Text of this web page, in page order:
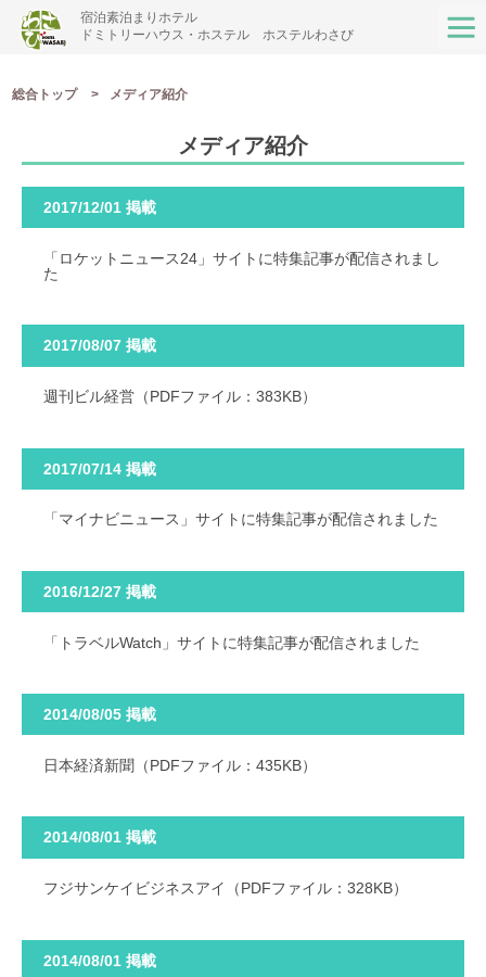
宿泊素泊まりホテル
ドミトリーハウス・ホステル ホステルわさび
スタッフ便り
総合トップ メディア紹介
メディア紹介
2017/12/01 掲載
「ロケットニュース24」サイトに特集記事が配信されまし
た
2017/08/07 掲載
週刊ビル経営（PDFファイル：383KB）
2017/07/14 掲載
「マイナビニュース」サイトに特集記事が配信されました
2016/12/27 掲載
「トラベルWatch」サイトに特集記事が配信されました
2014/08/05 掲載
日本経済新聞（PDFファイル：435KB）
2014/08/01 掲載
フジサンケイビジネスアイ（PDFファイル：328KB）
2014/08/01 掲載